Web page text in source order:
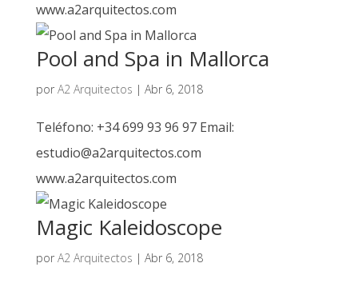
www.a2arquitectos.com
Pool and Spa in Mallorca
por A2 Arquitectos | Abr 6, 2018
Teléfono: +34 699 93 96 97 Email:
estudio@a2arquitectos.com
www.a2arquitectos.com
Magic Kaleidoscope
por A2 Arquitectos | Abr 6, 2018